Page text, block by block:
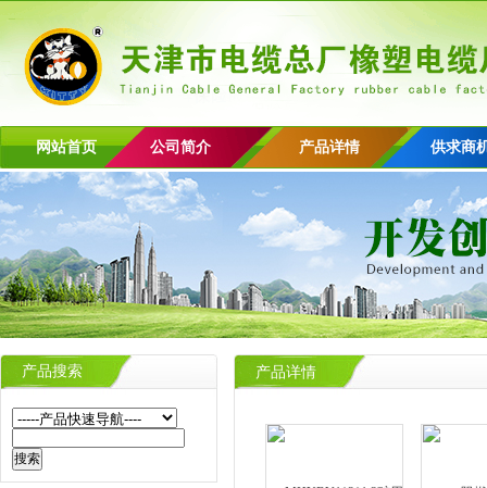
网站首页 公司简介 产品详情 供求商
产品搜索 产品详情